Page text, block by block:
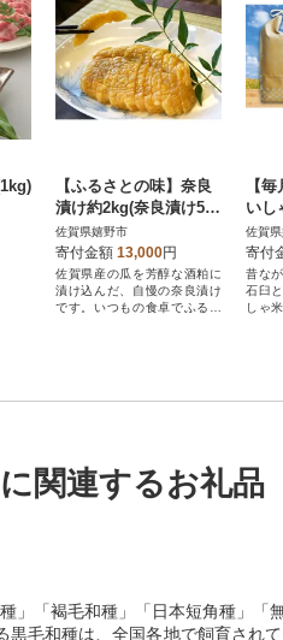
【ふるさとの味】奈良
漬け約2kg(奈良漬け550
g・酒粕1,450g)
佐賀県嬉野市
寄付金額 13,000円
佐賀県産の瓜を芳醇な酒粕に
漬け込んだ、自慢の奈良漬け
です。いつもの食卓でふるさ
【
いし
びよ
佐賀
寄付
昔な
石臼
しゃ
関連するお礼品
」「褐毛和種」「日本短角種」「
黒毛和種は、全国各地で飼育され